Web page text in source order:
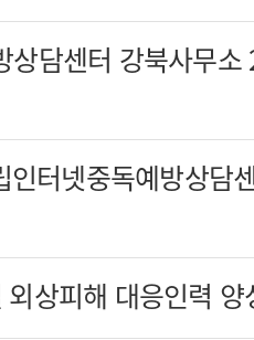
상담센터 강북사무
터넷중독예방상담
외상피해 대응인력